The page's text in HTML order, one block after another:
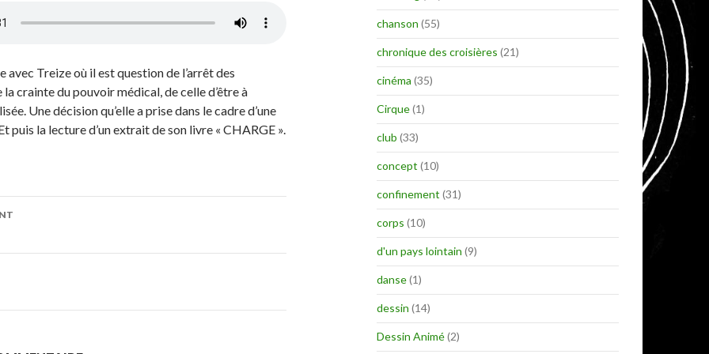
avec Treize où il est question de l’arrêt des
crainte du pouvoir médical, de celle d’être à
Une décision qu’elle a prise dans le cadre d’une
puis la lecture d’un extrait de son livre « CHARGE ».
chanson (55)
chronique des croisières (21)
cinéma (35)
Cirque(1)
club (33)
concept (10)
confinement (31)
corps (10)
d'un pays lointain (9)
danse(1)
dessin (14)
Dessin Animé(2)